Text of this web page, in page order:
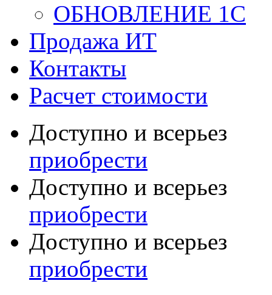
ОБНОВЛЕНИЕ 1С
Продажа ИТ
Контакты
Расчет стоимости
Доступно и всерьез
приобрести
Доступно и всерьез
приобрести
Доступно и всерьез
приобрести